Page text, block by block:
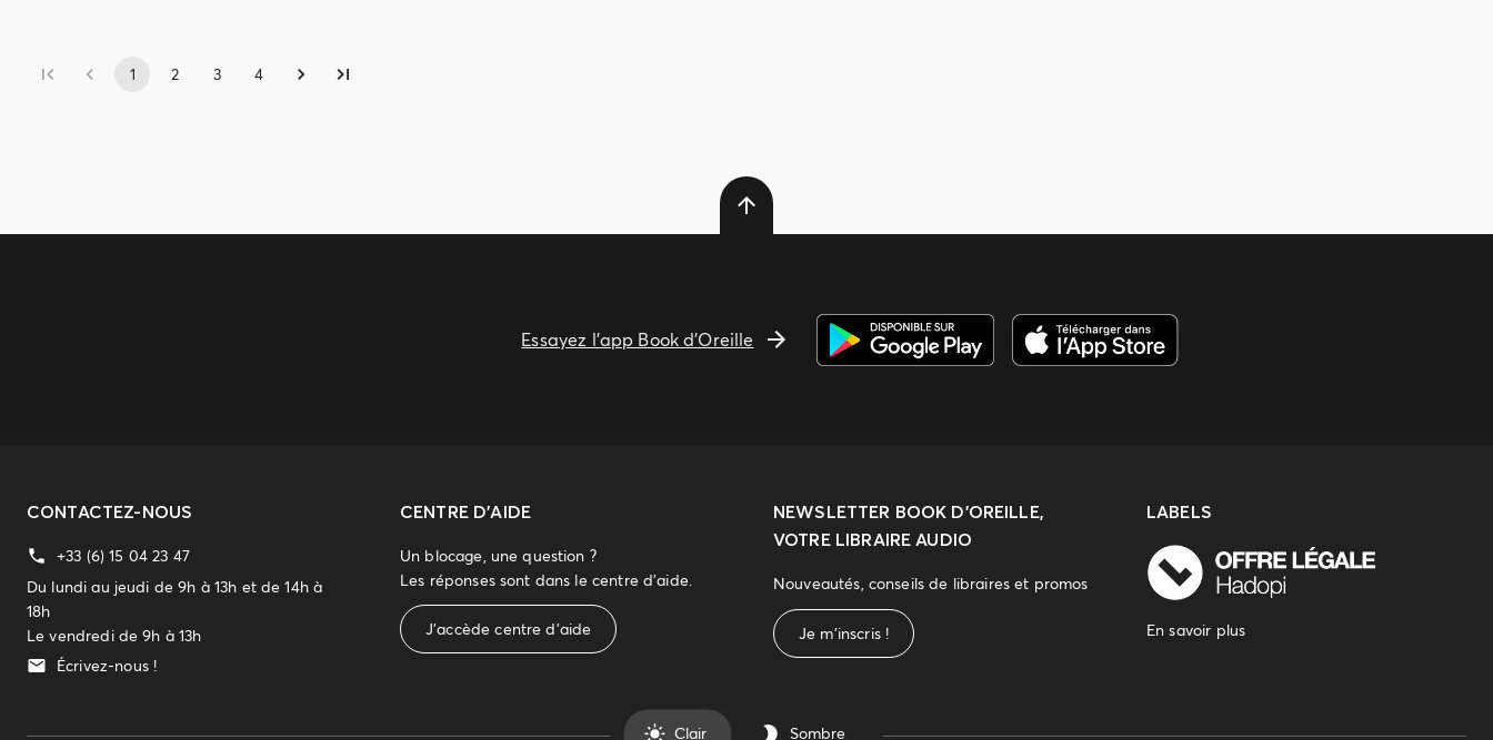
1 2 3 4
Essayez l'app Book d'Oreille
CONTACTEZ-NOUS
+33 (6) 15 04 23 47
Du lundi au jeudi de 9h à 13h et de 14h à
18h
Le vendredi de 9h à 13h
Écrivez-nous !
CENTRE D'AIDE
Un blocage, une question ?
Les réponses sont dans le centre d'aide.
J'accède centre d'aide
NEWSLETTER BOOK D’OREILLE,
VOTRE LIBRAIRE AUDIO
Nouveautés, conseils de libraires et promos
Je m'inscris !
LABELS
En savoir plus
Clair Sombre